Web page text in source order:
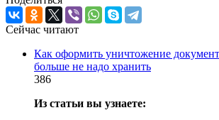
Сейчас читают
Как оформить уничтожение
больше не надо хранить
386
Из статьи вы узнаете: